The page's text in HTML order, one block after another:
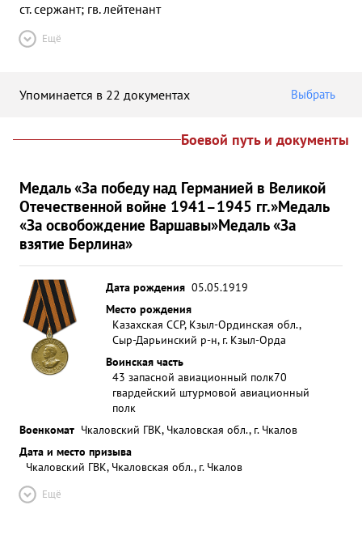
ст. сержант; гв. лейтенант
Ещё
Упоминается в 22 документах Выбрать
Боевой путь и документы
Медаль «За победу над Германией в Великой
Отечественной войне 1941–1945 гг.»Медаль
«За освобождение Варшавы»Медаль «За
взятие Берлина»
Дата рождения 05.05.1919
Место рождения
Казахская ССР, Кзыл-Ординская обл.,
Сыр-Дарьинский р-н, г. Кзыл-Орда
Воинская часть
43 запасной авиационный полк70
гвардейский штурмовой авиационный
полк
Военкомат Чкаловский ГВК, Чкаловская обл., г. Чкалов
Дата и место призыва
Чкаловский ГВК, Чкаловская обл., г. Чкалов
Ещё